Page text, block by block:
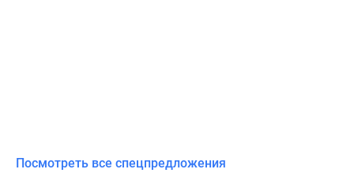
Посмотреть все спецпредложения